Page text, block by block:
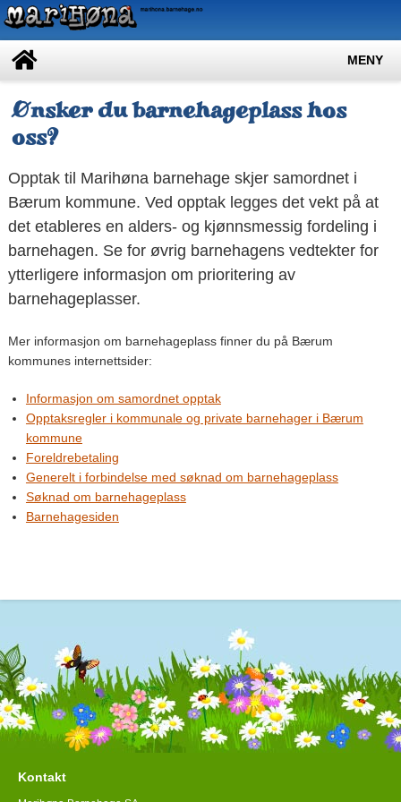
MENY
Ønsker du barnehageplass hos
oss?
Opptak til Marihøna barnehage skjer samordnet i
Bærum kommune. Ved opptak legges det vekt på at
det etableres en alders- og kjønnsmessig fordeling i
barnehagen. Se for øvrig barnehagens vedtekter for
ytterligere informasjon om prioritering av
barnehageplasser.
Mer informasjon om barnehageplass finner du på Bærum
kommunes internettsider:
Informasjon om samordnet opptak
Opptaksregler i kommunale og private barnehager i Bærum
kommune
Foreldrebetaling
Generelt i forbindelse med søknad om barnehageplass
Søknad om barnehageplass
Barnehagesiden
Kontakt